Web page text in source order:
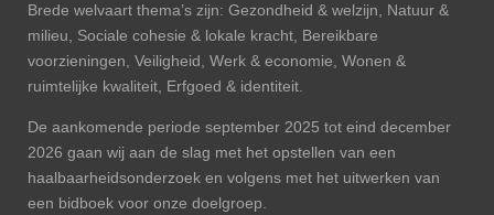
Brede welvaart thema’s zijn: Gezondheid & welzijn, Natuur &
milieu, Sociale cohesie & lokale kracht, Bereikbare
voorzieningen, Veiligheid, Werk & economie, Wonen &
ruimtelijke kwaliteit, Erfgoed & identiteit.
De aankomende periode september 2025 tot eind december
2026 gaan wij aan de slag met het opstellen van een
haalbaarheidsonderzoek en volgens met het uitwerken van
een bidboek voor onze doelgroep.